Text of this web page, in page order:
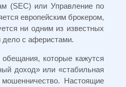
(SEC) или Управление по
европейским брокером,
ни одним из известных
дело с аферистами.
которые кажутся
доход» или «стабильная
Настоящие